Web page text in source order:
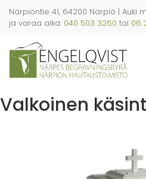
Hyppää
pääsisältöön
Närpiöntie 41, 64200 Närpiö | Auki
ja varaa aika: 040 503 3260 tai 06
Valkoinen